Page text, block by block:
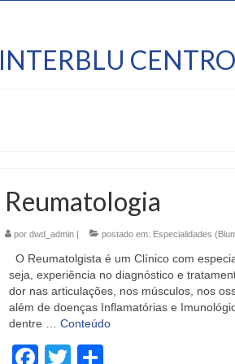
INTERBLU
Reumatologia
por dwd_admin| postado em: Especialidades
O Reumatolgista é um Clínico com
seja, experiência no diagnóstico e
dor nas articulações, nos músculos, nos
além de doenças Inflamatórias e
dentre … Conteúdo
Facebook
Twitter